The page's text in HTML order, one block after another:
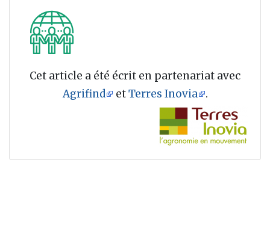
Cet article a été écrit en partenariat avec
Agrifind
etTerres Inovia .